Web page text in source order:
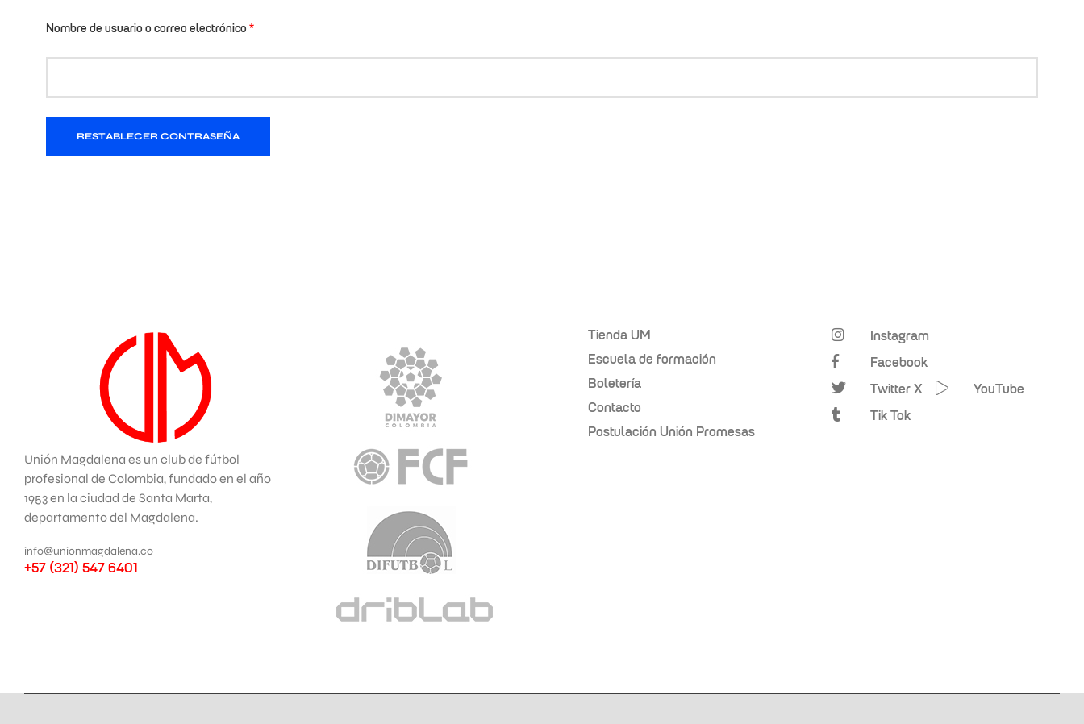
Nombre de usuario o correo electrónico *
RESTABLECER CONTRASEÑA
Unión Magdalena es un club de fútbol
profesional de Colombia, fundado en el año
1953 en la ciudad de Santa Marta,
departamento del Magdalena.
info@unionmagdalena.co
+57 (321) 547 6401
Tienda UM
Escuela de formación
Boletería
Contacto
Postulación Unión Promesas
Instagram
Facebook
Twitter X
YouTube
Tik Tok